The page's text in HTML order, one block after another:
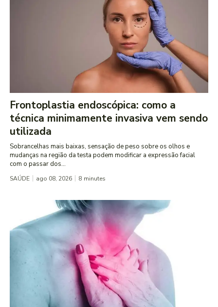
Frontoplastia endoscópica: como a
técnica minimamente invasiva vem sendo
utilizada
Sobrancelhas mais baixas, sensação de peso sobre os olhos e
mudanças na região da testa podem modificar a expressão facial
com o passar dos...
SAÚDE ago 08, 2026 8 minutes